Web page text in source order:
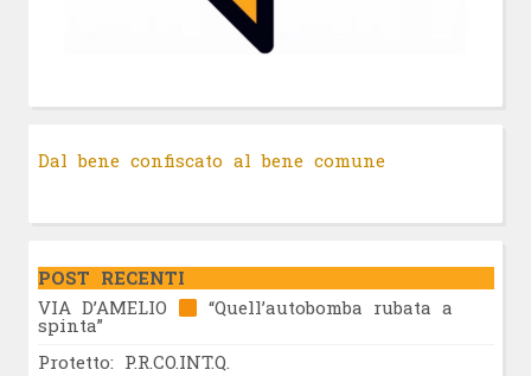
Dal bene confiscato al bene comune
POST RECENTI
VIA D’AMELIO
“Quell’autobomba rubata a
spinta”
Protetto: P.R.CO.INT.Q.